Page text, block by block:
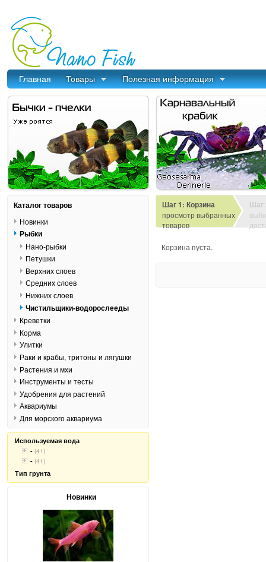
Главная Товары Полезная информация
Шаг 1: Корзина
просмотр выбранных
товаров
Шаг
Корзина пуста.
Каталог товаров
Новинки
Рыбки
Нано-рыбки
Петушки
Верхних слоев
Средних слоев
Нижних слоев
Чистильщики-водорослееды
Креветки
Корма
Улитки
Раки и крабы, тритоны и лягушки
Растения и мхи
Инструменты и тесты
Удобрения для растений
Аквариумы
Для морского аквариума
Используемая вода
- (41)
- (41)
Тип грунта
Новинки